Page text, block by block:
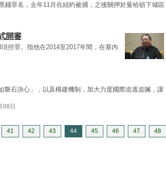
錢罪名，去年11月在紐約被捕，之後關押於曼哈頓下城區
開審
控罪。指他在2014至2017年間，在塞內
磐石決心」，以及構建機制，加大力度國際追逃追贓，讓
08日
41 42 43 44 45 46 47 48